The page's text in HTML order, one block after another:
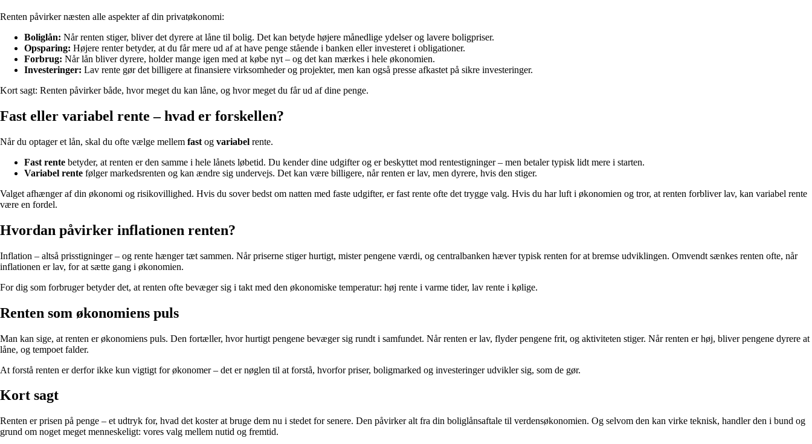
Renten påvirker næsten alle aspekter af din privatøkonomi:
Boliglån: Når renten stiger, bliver det dyrere at låne til bolig. Det kan betyde højere månedlige ydelser og lavere boligpriser.
Opsparing: Højere renter betyder, at du får mere ud af at have penge stående i banken eller investeret i obligationer.
Forbrug: Når lån bliver dyrere, holder mange igen med at købe nyt – og det kan mærkes i hele økonomien.
Investeringer: Lav rente gør det billigere at finansiere virksomheder og projekter, men kan også presse afkastet på sikre investeringer.
Kort sagt: Renten påvirker både, hvor meget du kan låne, og hvor meget du får ud af dine penge.
Fast eller variabel rente – hvad er forskellen?
Når du optager et lån, skal du ofte vælge mellem fast og variabel rente.
Fast rente betyder, at renten er den samme i hele lånets løbetid. Du kender dine udgifter og er beskyttet mod rentestigninger – men betaler typisk lidt mere i starten.
Variabel rente følger markedsrenten og kan ændre sig undervejs. Det kan være billigere, når renten er lav, men dyrere, hvis den stiger.
Valget afhænger af din økonomi og risikovillighed. Hvis du sover bedst om natten med faste udgifter, er fast rente ofte det trygge valg. Hvis du har luft i økonomien og tror, at renten forbliver lav, kan variabel rente
være en fordel.
Hvordan påvirker inflationen renten?
Inflation – altså prisstigninger – og rente hænger tæt sammen. Når priserne stiger hurtigt, mister pengene værdi, og centralbanken hæver typisk renten for at bremse udviklingen. Omvendt sænkes renten ofte, når
inflationen er lav, for at sætte gang i økonomien.
For dig som forbruger betyder det, at renten ofte bevæger sig i takt med den økonomiske temperatur: høj rente i varme tider, lav rente i kølige.
Renten som økonomiens puls
Man kan sige, at renten er økonomiens puls. Den fortæller, hvor hurtigt pengene bevæger sig rundt i samfundet. Når renten er lav, flyder pengene frit, og aktiviteten stiger. Når renten er høj, bliver pengene dyrere at
låne, og tempoet falder.
At forstå renten er derfor ikke kun vigtigt for økonomer – det er nøglen til at forstå, hvorfor priser, boligmarked og investeringer udvikler sig, som de gør.
Kort sagt
Renten er prisen på penge – et udtryk for, hvad det koster at bruge dem nu i stedet for senere. Den påvirker alt fra din boliglånsaftale til verdensøkonomien. Og selvom den kan virke teknisk, handler den i bund og
grund om noget meget menneskeligt: vores valg mellem nutid og fremtid.